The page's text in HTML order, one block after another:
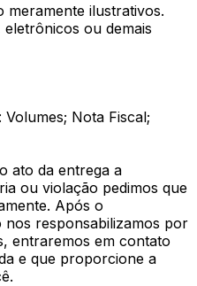
meramente ilustrativos.
ou demais
Nota Fiscal;
ato da entrega a
ou violação pedimos que
Após o
responsabilizamos por
entraremos em contato
e que proporcione a